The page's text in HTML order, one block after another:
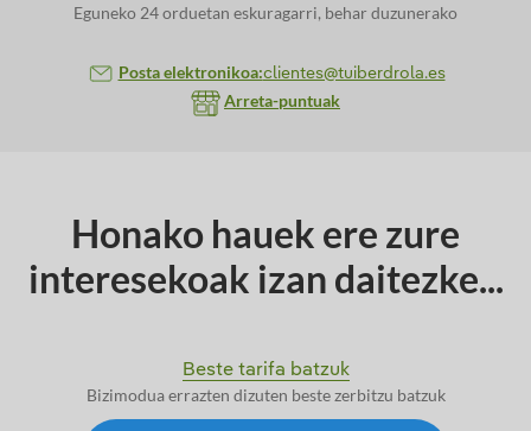
Eguneko 24 orduetan eskuragarri, behar duzunerako
Posta elektronikoa:clientes@tuiberdrola.es
Arreta-puntuak
Honako hauek ere zure
interesekoak izan daitezke...
Beste tarifa batzuk
Bizimodua errazten dizuten beste zerbitzu batzuk